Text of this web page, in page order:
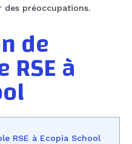
des préoccupations.
de
à
RSE à Ecopia School